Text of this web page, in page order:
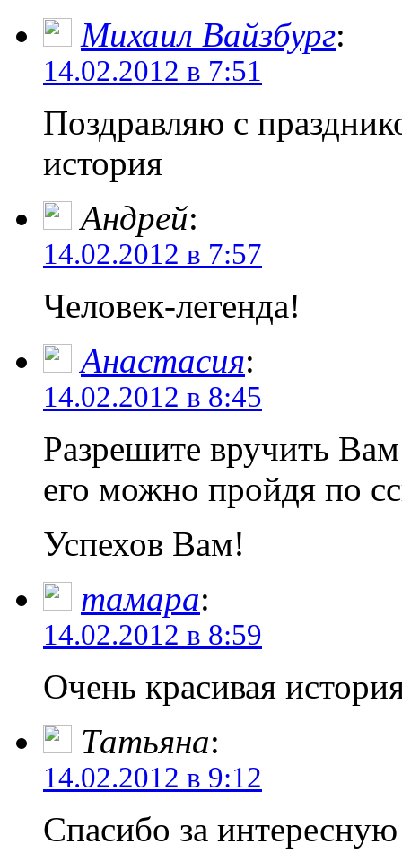
Михаил Вайзбург:
14.02.2012 в 7:51
Поздравляю с
история
Андрей:
14.02.2012 в 7:57
Человек-легенда!
Анастасия:
14.02.2012 в 8:45
Разрешите вручить
его можно пройдя по
Успехов Вам!
тамара:
14.02.2012 в 8:59
Очень красивая
Татьяна:
14.02.2012 в 9:12
Спасибо за